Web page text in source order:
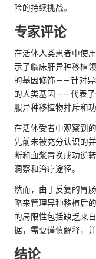
险的持续挑战。
专家评论
在活体人类患者中使
示了临床肝异种移植
的基因修饰——针对异
的人类基因——代表了
服异种移植物排斥和
在活体受者中观察到
先前未被充分认识的
断和血浆置换成功逆
洞察和治疗途径。
然而，由于反复的胃
略来管理异种移植后
的局限性包括缺乏来
据，需要谨慎解释，
结论